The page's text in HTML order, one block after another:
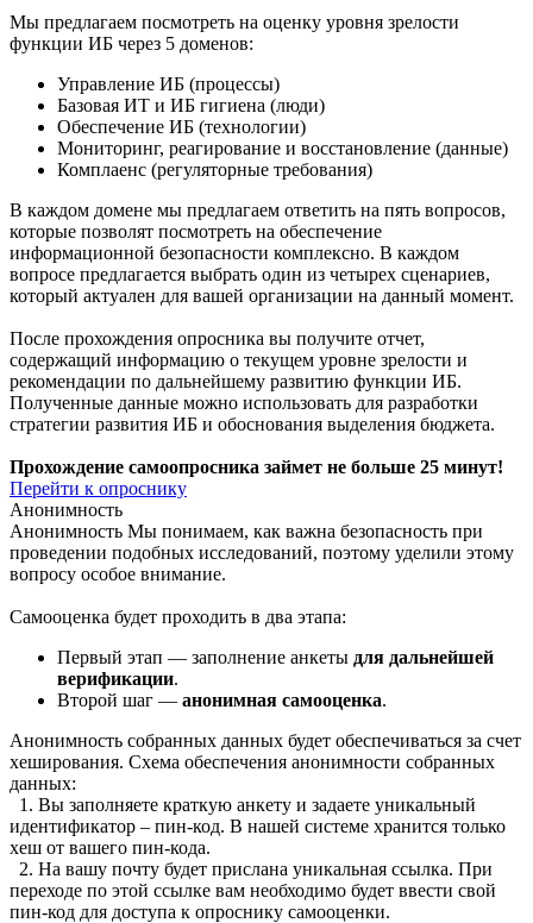
Мы предлагаем посмотреть на оценку уровня зрелости
функции ИБ через 5 доменов:
Управление ИБ (процессы)
Базовая ИТ и ИБ гигиена (люди)
Обеспечение ИБ (технологии)
Мониторинг, реагирование и восстановление (данные)
Комплаенс (регуляторные требования)
В каждом домене мы предлагаем ответить на пять вопросов,
которые позволят посмотреть на обеспечение
информационной безопасности комплексно. В каждом
вопросе предлагается выбрать один из четырех сценариев,
который актуален для вашей организации на данный момент.
После прохождения опросника вы получите отчет,
содержащий информацию о текущем уровне зрелости и
рекомендации по дальнейшему развитию функции ИБ.
Полученные данные можно использовать для разработки
стратегии развития ИБ и обоснования выделения бюджета.
Прохождение самоопросника займет не больше 25 минут!
Перейти к опроснику
Анонимность
Анонимность Мы понимаем, как важна безопасность при
проведении подобных исследований, поэтому уделили этому
вопросу особое внимание.
Самооценка будет проходить в два этапа:
Первый этап — заполнение анкеты для дальнейшей
верификации.
Второй шаг — анонимная самооценка.
Анонимность собранных данных будет обеспечиваться за счет
хеширования. Схема обеспечения анонимности собранных
данных:
1. Вы заполняете краткую анкету и задаете уникальный
идентификатор – пин-код. В нашей системе хранится только
хеш от вашего пин-кода.
2. На вашу почту будет прислана уникальная ссылка. При
переходе по этой ссылке вам необходимо будет ввести свой
пин-код для доступа к опроснику самооценки.